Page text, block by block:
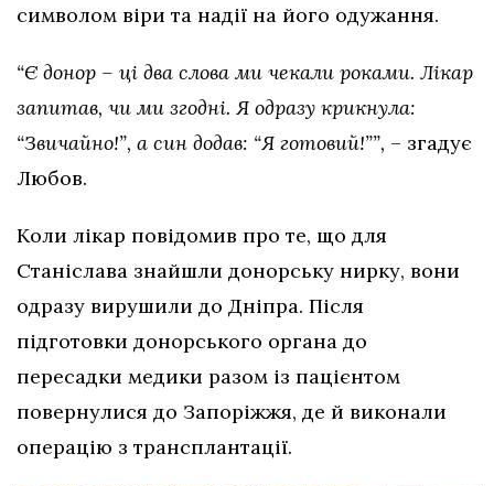
символом віри та надії на його одужання.
“Є донор – ці два слова ми чекали роками. Лікар
запитав, чи ми згодні. Я одразу крикнула:
“Звичайно!”, а син додав: “Я готовий!””, – згадує
Любов.
Коли лікар повідомив про те, що для
Станіслава знайшли донорську нирку, вони
одразу вирушили до Дніпра. Після
підготовки донорського органа до
пересадки медики разом із пацієнтом
повернулися до Запоріжжя, де й виконали
операцію з трансплантації.